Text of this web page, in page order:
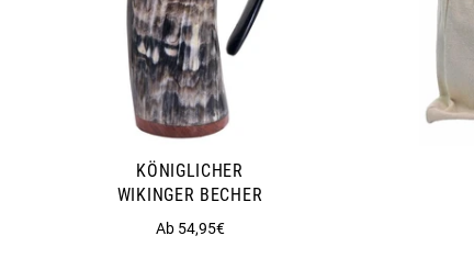
KÖNIGLICHER
WIKINGER BECHER
Ab 54,95€